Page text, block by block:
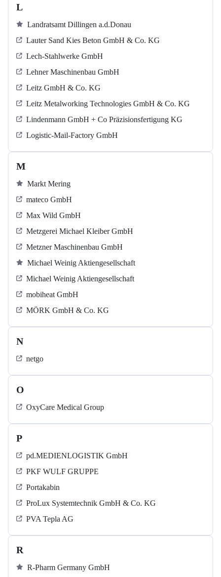
L
Landratsamt Dillingen a.d.Donau
Lauter Sand Kies Beton GmbH & Co. KG
Lech-Stahlwerke GmbH
Lehner Maschinenbau GmbH
Leitz GmbH & Co. KG
Leitz Metalworking Technologies GmbH & Co. KG
Lindenmann GmbH + Co Präzisionsfertigung KG
Logistic-Mail-Factory GmbH
M
Markt Mering
mateco GmbH
Max Wild GmbH
Metzgerei Michael Kleiber GmbH
Metzner Maschinenbau GmbH
Michael Weinig Aktiengesellschaft
Michael Weinig Aktiengesellschaft
mobiheat GmbH
MÖRK GmbH & Co. KG
N
netgo
O
OxyCare Medical Group
P
pd.MEDIENLOGISTIK GmbH
PKF WULF GRUPPE
Portakabin
ProLux Systemtechnik GmbH & Co. KG
PVA Tepla AG
R
R-Pharm Germany GmbH